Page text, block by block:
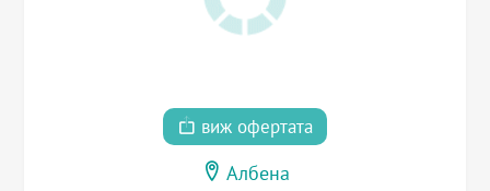
виж офертата
Албена